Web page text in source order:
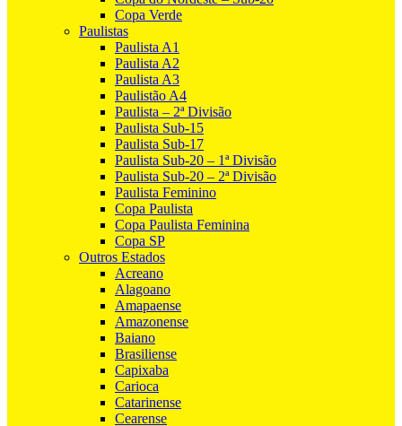
Copa Verde
Paulistas
Paulista A1
Paulista A2
Paulista A3
Paulistão A4
Paulista – 2ª Divisão
Paulista Sub-15
Paulista Sub-17
Paulista Sub-20 – 1ª Divisão
Paulista Sub-20 – 2ª Divisão
Paulista Feminino
Copa Paulista
Copa Paulista Feminina
Copa SP
Outros Estados
Acreano
Alagoano
Amapaense
Amazonense
Baiano
Brasiliense
Capixaba
Carioca
Catarinense
Cearense